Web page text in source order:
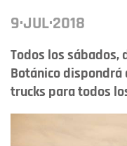
9·JUL·2018
Todos los
Botánico dispondrá
trucks para todos